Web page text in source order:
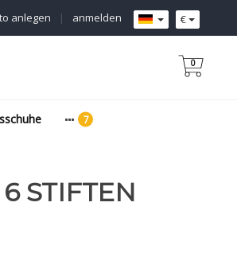
€
anmelden
|
anlegen
0
STIFTEN